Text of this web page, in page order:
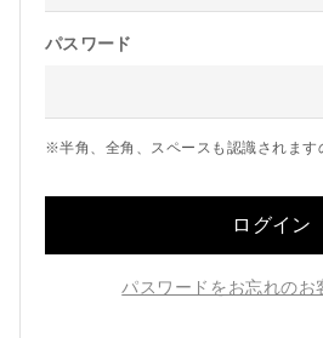
パスワード
※半角、全角、スペースも認識されます
ログイン
パスワードをお忘れのお